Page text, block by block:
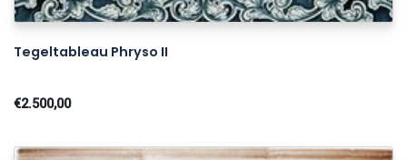
Tegeltableau Phryso II
€2.500,00